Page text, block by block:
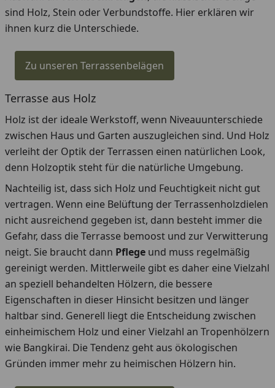
sind Holz, Stein oder Verbundstoffe. Hier erklären wir
ihnen kurz die Unterschiede.
Zu unseren Terrassenbelägen
Terrasse aus Holz
Holz ist der ideale Werkstoff, wenn Niveauunterschiede
zwischen Haus und Garten auszugleichen sind. Und Holz
verleiht der Optik der Terrassen einen natürlichen Look,
denn Holzoptik steht für die natürliche Umgebung.
Nachteilig ist, dass sich Holz und Feuchtigkeit nicht gut
vertragen. Wenn eine Belüftung der Terrassenholzdielen
nicht ausreichend gegeben ist, dann besteht immer die
Gefahr, dass die Terrasse bemoost und zur Verwitterung
neigt. Sie braucht dann Pflege und muss regelmäßig
gereinigt werden. Mittlerweile gibt es daher eine Vielzahl
an speziell behandelten Hölzern, die bessere
Eigenschaften in dieser Hinsicht besitzen und länger
haltbar sind. Generell liegt die Entscheidung zwischen
einheimischem Holz und einer Vielzahl an Tropenhölzern
wie Bangkirai. Die Tendenz geht aus ökologischen
Gründen immer mehr zu heimischen Hölzern hin.